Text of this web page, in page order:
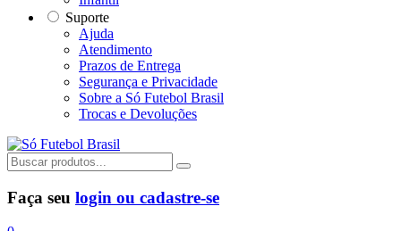
Suporte
Ajuda
Atendimento
Prazos de Entrega
Segurança e Privacidade
Sobre a Só Futebol Brasil
Trocas e Devoluções
Faça seu login ou cadastre-se